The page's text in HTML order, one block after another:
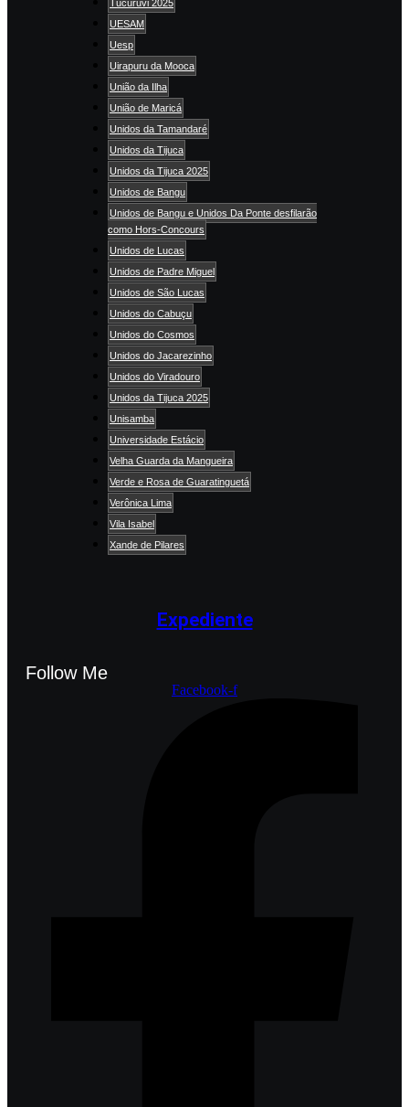
Tucuruvi 2025
UESAM
Uesp
Uirapuru da Mooca
União da Ilha
União de Maricá
Unidos da Tamandaré
Unidos da Tijuca
Unidos da Tijuca 2025
Unidos de Bangu
Unidos de Bangu e Unidos Da Ponte desfilarão
como Hors-Concours
Unidos de Lucas
Unidos de Padre Miguel
Unidos de São Lucas
Unidos do Cabuçu
Unidos do Cosmos
Unidos do Jacarezinho
Unidos do Viradouro
Unidos da Tijuca 2025
Unisamba
Universidade Estácio
Velha Guarda da Mangueira
Verde e Rosa de Guaratinguetá
Verônica Lima
Vila Isabel
Xande de Pilares
Expediente
Follow Me
Facebook-f